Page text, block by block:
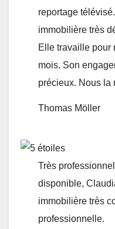
reportage
immobilière très
Elle travaille pour
mois. Son
précieux. Nous la
Thomas Möller
Très
disponible,
immobilière très
professionnelle.